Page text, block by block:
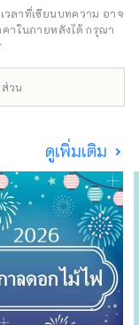
ะยังคงดำเนิน
รฟื้นฟู
การทรุดโทรม
ระยะเวลา
ากความ
ละการบริจาค
รั้งแรกในญี่ปุ่นที่
ยปราสาทไม้ที่
ราม และด้วย
ป็นหอคอยที่สูง
ากธรรมชาติ ทำให้
ยาวหนึ่งสัปดาห์ขึ้น
งเที่ยวอย่างผ่อน
วลาที่เขียนบทความ อาจ
าในภายหลังได้ กรุณา
วน
ดูเพิ่มเติม